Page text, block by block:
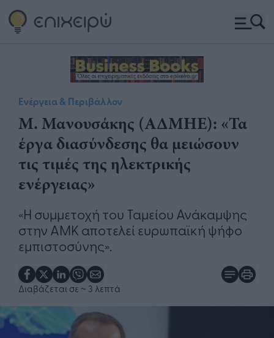
Ενέργεια & Περιβάλλον
Μ. Μανουσάκης (ΑΔΜΗΕ): «Τα
έργα διασύνδεσης θα μειώσουν
τις τιμές της ηλεκτρικής
ενέργειας»
«Η συμμετοχή του Ταμείου Ανάκαμψης
στην ΑΜΚ αποτελεί ευρωπαϊκή ψήφο
εμπιστοσύνης».
Διαβάζεται σε ~ 3 λεπτά